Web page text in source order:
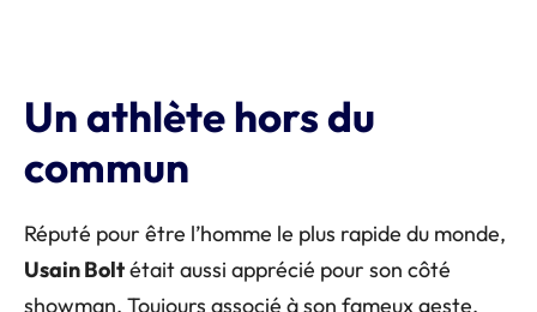
Un athlète hors du
commun
Réputé pour être l’homme le plus rapide du monde,
Usain Boltétait aussi apprécié pour son côté
showman. Toujours associé à son fameux geste,